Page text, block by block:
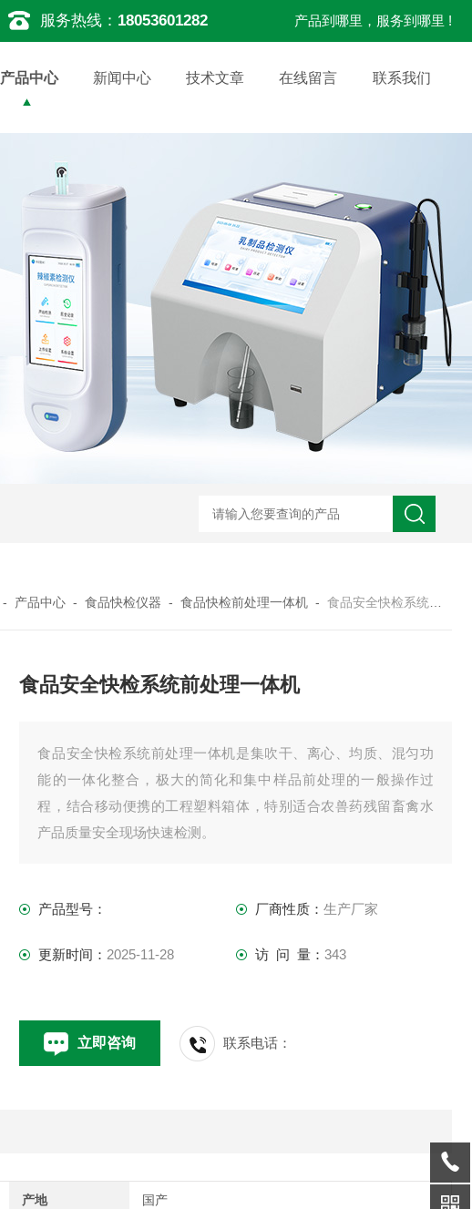
服务热线： 18053601282 产品到哪里，服务到哪里 !
产品中心 新闻中心 技术文章 在线留言 联系我们
- 产品中心 -食品快检仪器 -食品快检前处理一体机 -食品安全快检系统前处理一体机
食品安全快检系统前处理一体机
食品安全快检系统前处理一体机是集吹干、离心、均质、混匀功
能的一体化整合，极大的简化和集中样品前处理的一般操作过
程，结合移动便携的工程塑料箱体，特别适合农兽药残留畜禽水
产品质量安全现场快速检测。
产品型号： 厂商性质： 生产厂家
更新时间： 2025-11-28 访 问 量： 343
立即咨询 联系电话：
产地 国产